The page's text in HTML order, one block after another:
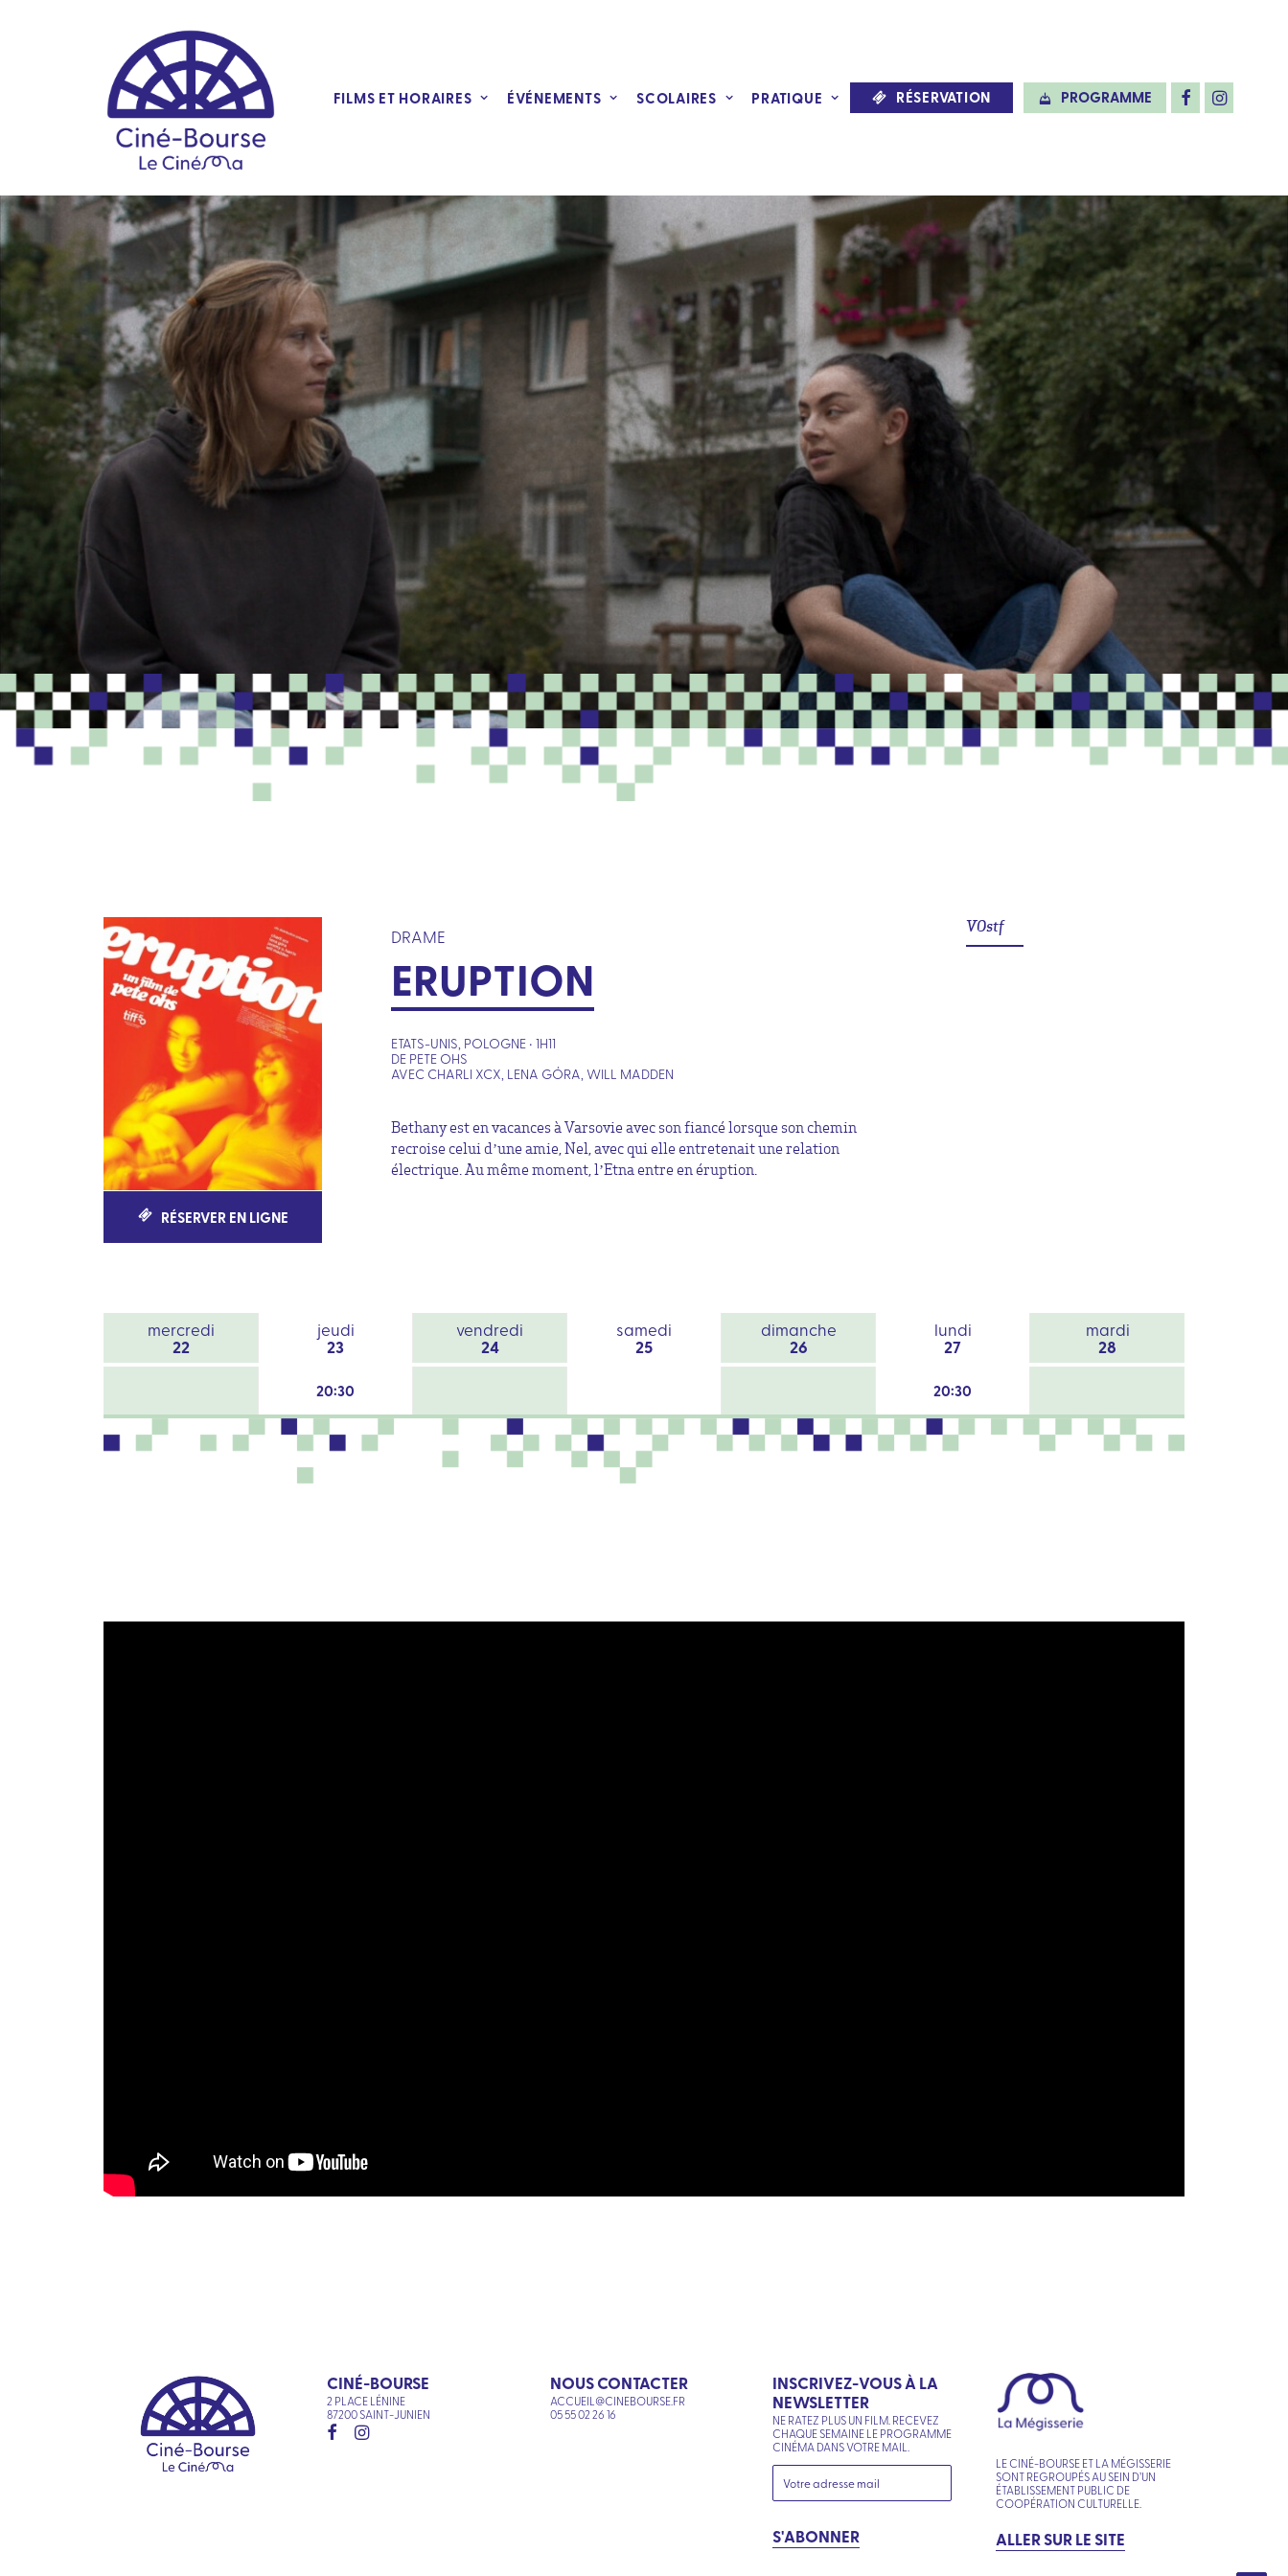
FILMS ET HORAIRES ÉVÉNEMENTS SCOLAIRES PRATIQUE RÉSERVATION PROGRAMME
RÉSERVER EN LIGNE
DRAME
ERUPTION
ETATS-UNIS, POLOGNE • 1H11
DE PETE OHS
AVEC CHARLI XCX, LENA GÓRA, WILL MADDEN
Bethany est en vacances à Varsovie avec son fiancé lorsque son chemin
recroise celui d’une amie, Nel, avec qui elle entretenait une relation
électrique. Au même moment, l’Etna entre en éruption.
VOstf
mercredi
22
jeudi
23
vendredi
24
samedi
25
dimanche
26
lundi
27
mardi
28
20:30 20:30
CINÉ-BOURSE
2 PLACE LÉNINE
87200 SAINT-JUNIEN
NOUS CONTACTER
ACCUEIL@CINEBOURSE.FR
05 55 02 26 16
INSCRIVEZ-VOUS À LA
NEWSLETTER
NE RATEZ PLUS UN FILM. RECEVEZ
CHAQUE SEMAINE LE PROGRAMME
CINÉMA DANS VOTRE MAIL.
S'ABONNER
LE CINÉ-BOURSE ET LA MÉGISSERIE
SONT REGROUPÉS AU SEIN D’UN
ÉTABLISSEMENT PUBLIC DE
COOPÉRATION CULTURELLE.
ALLER SUR LE SITE